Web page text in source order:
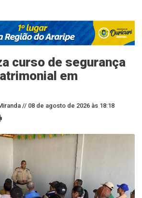
curso de segurança
em
// 08 de agosto de 2026 às 18:18